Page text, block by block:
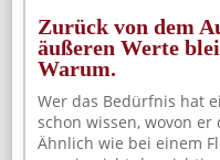
Zurück von dem
äußeren Werte
Warum.
Wer das Bedürfnis hat
schon wissen, wovon er
Ähnlich wie bei einem